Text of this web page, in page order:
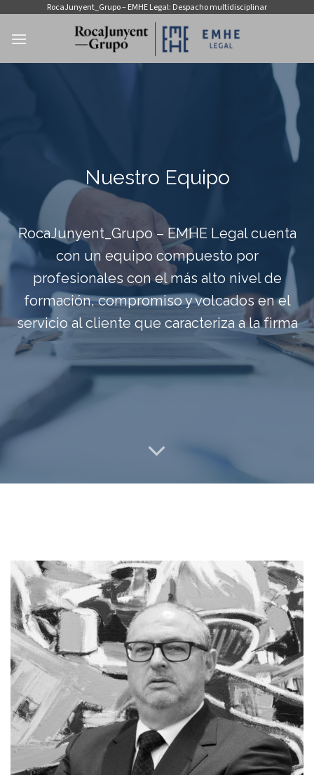
content
RocaJunyent_Grupo – EMHE Legal: Despacho multidisciplinar
Nuestro Equipo
RocaJunyent_Grupo – EMHE Legal cuenta
con un equipo compuesto por
profesionales con el más alto nivel de
formación, compromiso y volcados en el
servicio al cliente que caracteriza a la firma